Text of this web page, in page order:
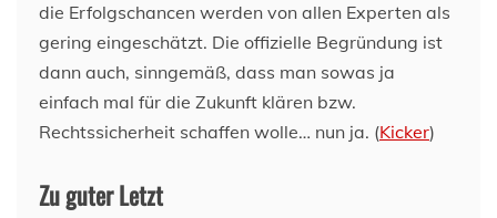
die Erfolgschancen werden von allen Experten als
gering eingeschätzt. Die offizielle Begründung ist
dann auch, sinngemäß, dass man sowas ja
einfach mal für die Zukunft klären bzw.
Rechtssicherheit schaffen wolle… nun ja. (Kicker)
Zu guter Letzt